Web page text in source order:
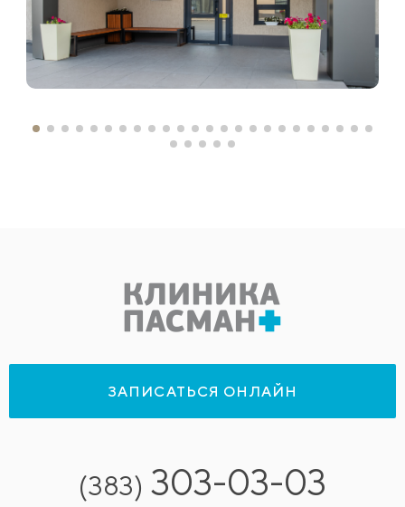
ЗАПИСАТЬСЯ ОНЛАЙН
(383) 303-03-03